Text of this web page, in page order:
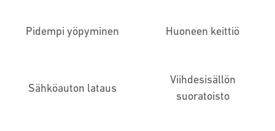
Pidempi yöpyminen Huoneen keittiö
Sähköauton lataus
Viihdesisällön
suoratoisto